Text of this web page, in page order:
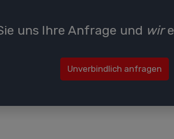
uns Ihre Anfrage und wir
Unverbindlich anfragen